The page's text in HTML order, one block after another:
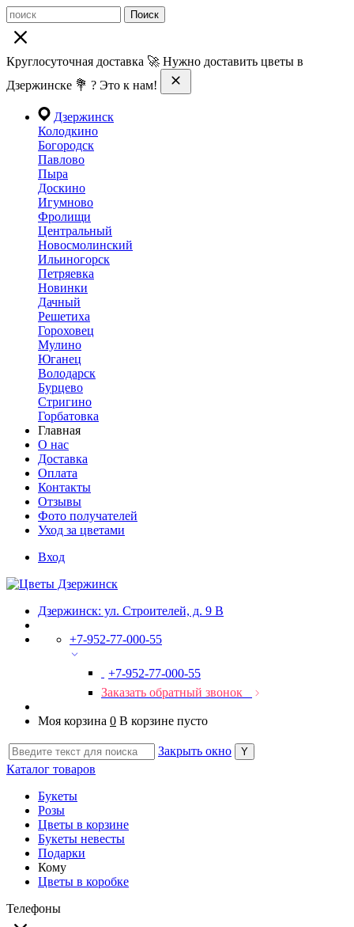
Поиск
Круглосуточная доставка 🚀 Нужно доставить цветы в
Дзержинске 💐 ? Это к нам!
Дзержинск
Колодкино
Богородск
Павлово
Пыра
Доскино
Игумново
Фролищи
Центральный
Новосмолинский
Ильиногорск
Петряевка
Новинки
Дачный
Решетиха
Гороховец
Мулино
Юганец
Володарск
Бурцево
Стригино
Горбатовка
Главная
О нас
Доставка
Оплата
Контакты
Отзывы
Фото получателей
Уход за цветами
Вход
Дзержинск: ул. Строителей, д. 9 В
+7-952-77-000-55
+7-952-77-000-55
Заказать обратный звонок
Моя корзина 0 В корзине пусто
Закрыть окно
Каталог товаров
Букеты
Розы
Цветы в корзине
Букеты невесты
Подарки
Кому
Цветы в коробке
Телефоны